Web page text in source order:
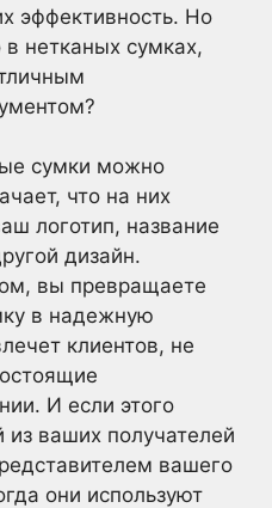
эффективность. Но
в нетканых сумках,
сумки можно
что на них
логотип, название
дизайн.
вы превращаете
в надежную
клиентов, не
И если этого
ваших получателей
вашего
они используют